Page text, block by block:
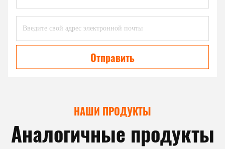
Отправить
НАШИ ПРОДУКТЫ
Аналогичные продукты